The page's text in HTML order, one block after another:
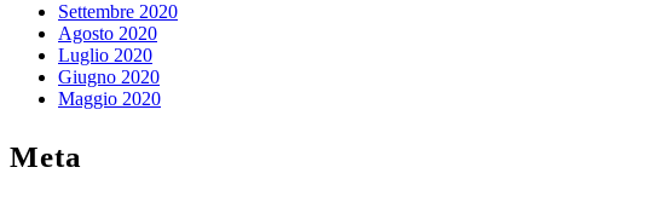
Settembre 2020
Agosto 2020
Luglio 2020
Giugno 2020
Maggio 2020
Meta